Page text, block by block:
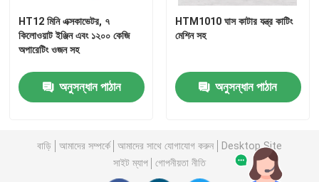
ছোট চাকা লোডার
বৈদ্যুতিক স্বয়ংক্রিয় লন কাটার যন্ত্র
HT12 মিনি এক্সকাভেটর, ৭
কিলোওয়াট ইঞ্জিন এবং ১২০০ কেজি
অপারেটিং ওজন সহ
অনুসন্ধান পাঠান
HTM1010 ঘাস কাটার যন্ত্র কাটিং
মেশিন সহ
অনুসন্ধান পাঠান
বাড়ি আমাদের সম্পর্কে আমাদের সাথে যোগাযোগ করুন
Desktop Site
সাইট ম্যাপ
গোপনীয়তা নীতি